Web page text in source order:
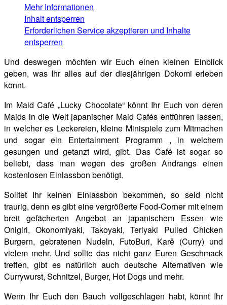
Mehr Informationen
Inhalt entsperren
Erforderlichen Service akzeptieren und Inhalte
entsperren
Und deswegen möchten wir Euch einen kleinen Einblick
geben, was Ihr alles auf der diesjährigen Dokomi erleben
könnt.
Im Maid Café „Lucky Chocolate“ könnt Ihr Euch von deren
Maids in die Welt japanischer Maid Cafés entführen lassen,
in welcher es Leckereien, kleine Minispiele zum Mitmachen
und sogar ein Entertainment Programm , in welchem
gesungen und getanzt wird, gibt. Das Café ist sogar so
beliebt, dass man wegen des großen Andrangs einen
kostenlosen Einlassbon benötigt.
Solltet Ihr keinen Einlassbon bekommen, so seid nicht
traurig, denn es gibt eine vergrößerte Food-Corner mit einem
breit gefächerten Angebot an japanischem Essen wie
Onigiri, Okonomiyaki, Takoyaki, Teriyaki Pulled Chicken
Burgern, gebratenen Nudeln, FutoBuri, Karê (Curry) und
vielem mehr. Und sollte das nicht ganz Euren Geschmack
treffen, gibt es natürlich auch deutsche Alternativen wie
Currywurst, Schnitzel, Burger, Hot Dogs und mehr.
Wenn Ihr Euch den Bauch vollgeschlagen habt, könnt Ihr